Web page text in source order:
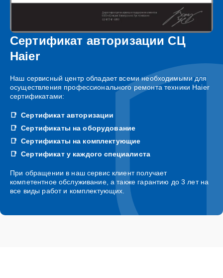
Сертификат авторизации СЦ
Haier
Наш сервисный центр обладает всеми необходимыми для
осуществления профессионального ремонта техники Haier
сертификатами:
Сертификат авторизации
Сертификаты на оборудование
Сертификаты на комплектующие
Сертификат у каждого специалиста
При обращении в наш сервис клиент получает
компетентное обслуживание, а также гарантию до 3 лет на
все виды работ и комплектующих.